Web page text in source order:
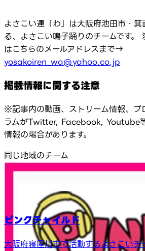
よさこい連「わ」は大阪府池田市・
る、よさこい鳴子踊りのチームです
はこちらのメールアドレスまで→
yosakoiren_wa@yahoo.co.jp
掲載情報に関する注意
※記事内の動画、ストリーム情報、プ
ラムがTwitter, Facebook, Youtube
情報の場合があります。
同じ地域のチーム
ピンクチャイルド
大阪府寝屋川市で活動するよさこいチ